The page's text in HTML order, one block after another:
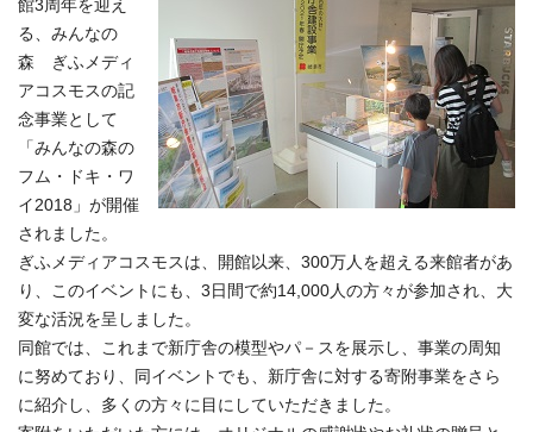
館3周年を迎え
る、みんなの
森 ぎふメディ
アコスモスの記
念事業として
「みんなの森の
フム・ドキ・ワ
イ2018」が開催
されました。
ぎふメディアコスモスは、開館以来、300万人を超える来館者があ
り、このイベントにも、3日間で約14,000人の方々が参加され、大
変な活況を呈しました。
同館では、これまで新庁舎の模型やパ－スを展示し、事業の周知
に努めており、同イベントでも、新庁舎に対する寄附事業をさら
に紹介し、多くの方々に目にしていただきました。